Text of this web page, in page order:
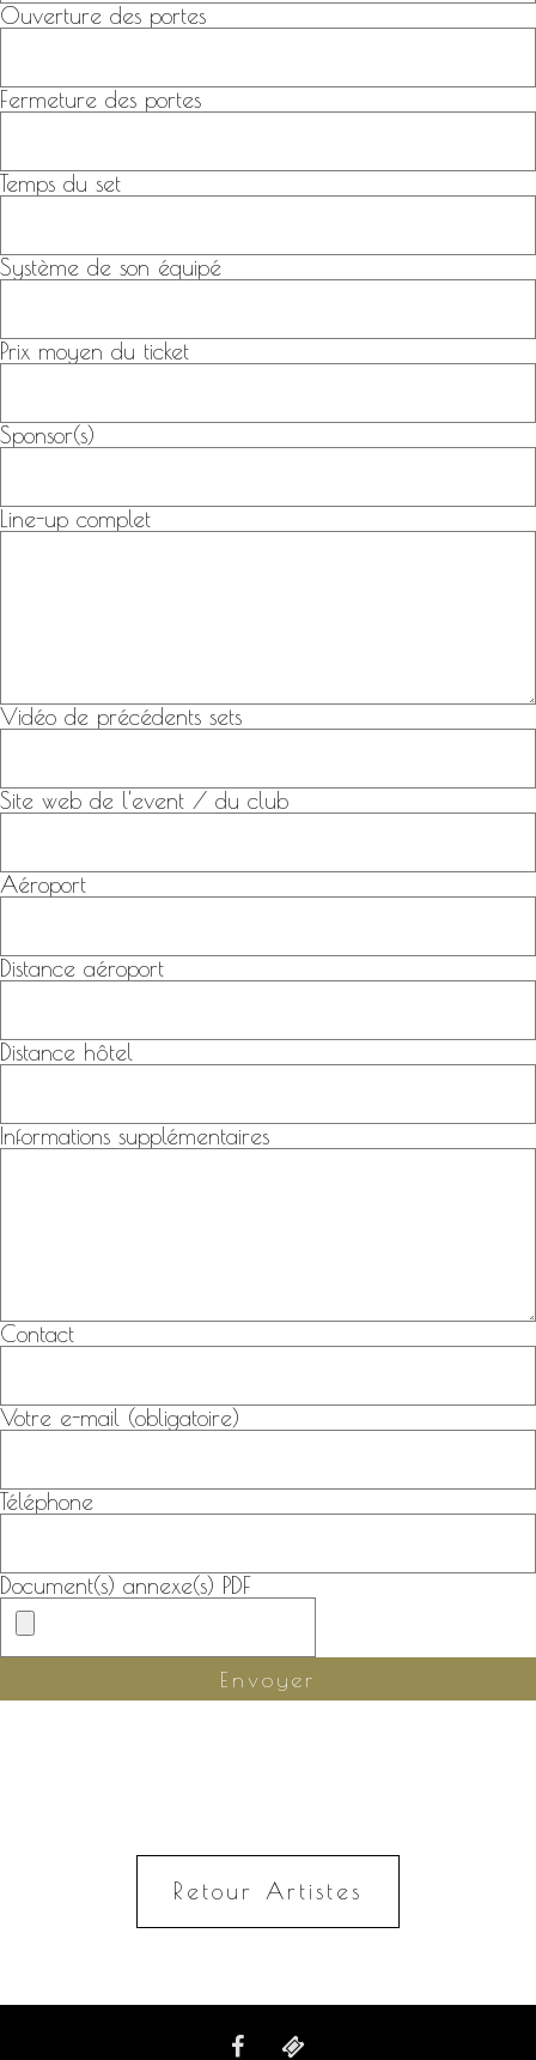
Ouverture des portes
Fermeture des portes
Temps du set
Système de son équipé
Prix moyen du ticket
Sponsor(s)
Line-up complet
Vidéo de précédents sets
Site web de l'event / du club
Aéroport
Distance aéroport
Distance hôtel
Informations supplémentaires
Contact
Votre e-mail (obligatoire)
Téléphone
Document(s) annexe(s) PDF
Retour Artistes